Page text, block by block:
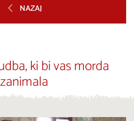
NAZAJ
ki bi vas morda
zanimala